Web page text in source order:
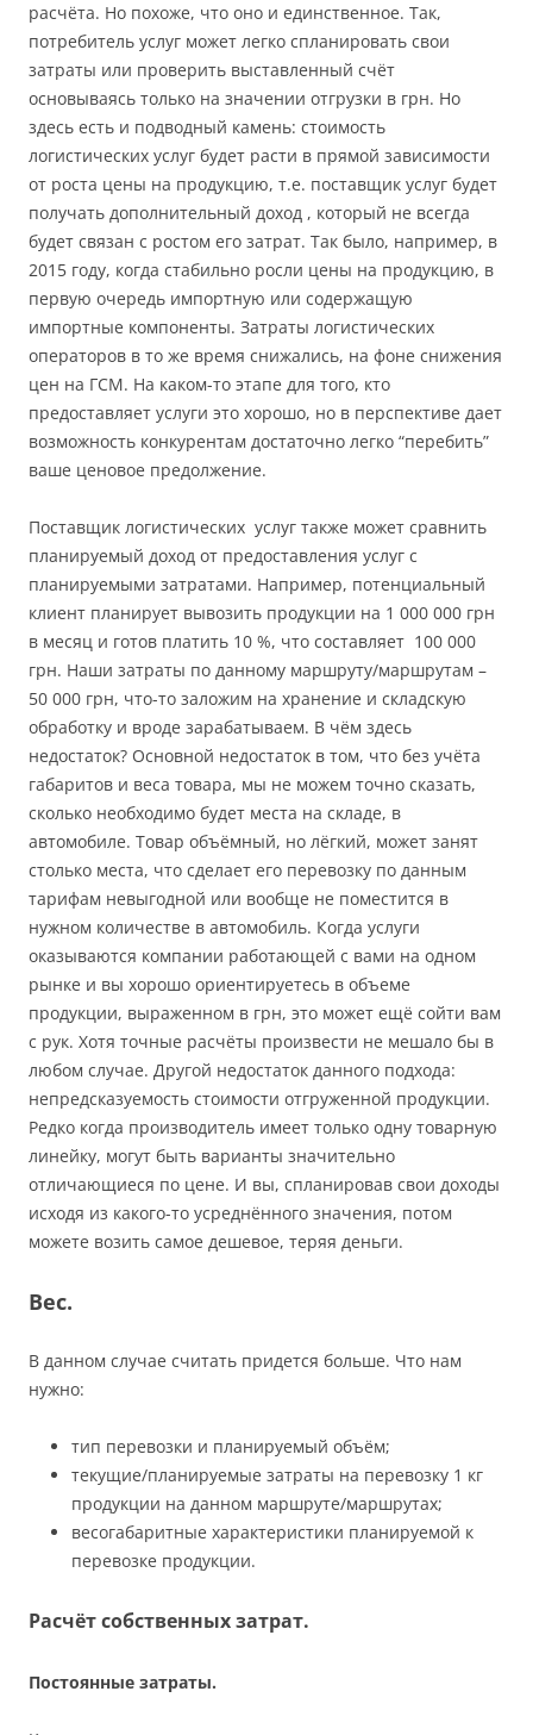
расчёта. Но похоже, что оно и единственное. Так,
потребитель услуг может легко спланировать свои
затраты или проверить выставленный счёт
основываясь только на значении отгрузки в грн. Но
здесь есть и подводный камень: стоимость
логистических услуг будет расти в прямой зависимости
от роста цены на продукцию, т.е. поставщик услуг будет
получать дополнительный доход , который не всегда
будет связан с ростом его затрат. Так было, например, в
2015 году, когда стабильно росли цены на продукцию, в
первую очередь импортную или содержащую
импортные компоненты. Затраты логистических
операторов в то же время снижались, на фоне снижения
цен на ГСМ. На каком-то этапе для того, кто
предоставляет услуги это хорошо, но в перспективе дает
возможность конкурентам достаточно легко “перебить”
ваше ценовое предолжение.
Поставщик логистических услуг также может сравнить
планируемый доход от предоставления услуг с
планируемыми затратами. Например, потенциальный
клиент планирует вывозить продукции на 1 000 000 грн
в месяц и готов платить 10 %, что составляет 100 000
грн. Наши затраты по данному маршруту/маршрутам –
50 000 грн, что-то заложим на хранение и складскую
обработку и вроде зарабатываем. В чём здесь
недостаток? Основной недостаток в том, что без учёта
габаритов и веса товара, мы не можем точно сказать,
сколько необходимо будет места на складе, в
автомобиле. Товар объёмный, но лёгкий, может занят
столько места, что сделает его перевозку по данным
тарифам невыгодной или вообще не поместится в
нужном количестве в автомобиль. Когда услуги
оказываются компании работающей с вами на одном
рынке и вы хорошо ориентируетесь в объеме
продукции, выраженном в грн, это может ещё сойти вам
с рук. Хотя точные расчёты произвести не мешало бы в
любом случае. Другой недостаток данного подхода:
непредсказуемость стоимости отгруженной продукции.
Редко когда производитель имеет только одну товарную
линейку, могут быть варианты значительно
отличающиеся по цене. И вы, спланировав свои доходы
исходя из какого-то усреднённого значения, потом
можете возить самое дешевое, теряя деньги.
Вес.
В данном случае считать придется больше. Что нам
нужно:
тип перевозки и планируемый объём;
текущие/планируемые затраты на перевозку 1 кг
продукции на данном маршруте/маршрутах;
весогабаритные характеристики планируемой к
перевозке продукции.
Расчёт собственных затрат.
Постоянные затраты.